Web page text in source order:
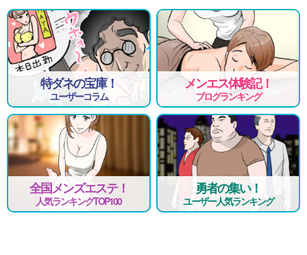
特ダネの宝庫！
ユーザーコラム
メンエス体験記！
ブログランキング
全国メンズエステ！
人気ランキングTOP100
勇者の集い！
ユーザー人気ランキング